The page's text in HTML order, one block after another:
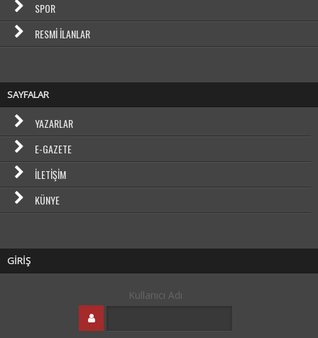
SPOR
RESMI İLANLAR
SAYFALAR
YAZARLAR
E-GAZETE
İLETIŞIM
KÜNYE
GİRİŞ
Kullanıcı Adı